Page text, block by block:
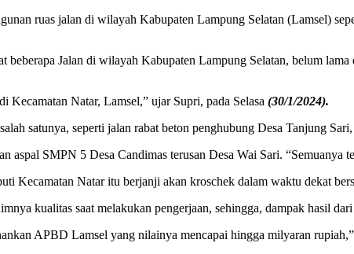
ruas jalan di wilayah Kabupaten Lampung Selatan (Lamsel)
Jalan di wilayah Kabupaten Lampung Selatan, belum
Kecamatan Natar, Lamsel,” ujar Supri, pada Selasa (30/1/2024).
satunya, seperti jalan rabat beton penghubung Desa Tanjung
aspal SMPN 5 Desa Candimas terusan Desa Wai Sari. “Semuanya
Kecamatan Natar itu berjanji akan kroschek dalam waktu dekat
kualitas saat melakukan pengerjaan, sehingga, dampak hasil
APBD Lamsel yang nilainya mencapai hingga milyaran